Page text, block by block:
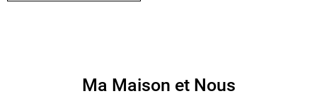
Ma Maison et Nous